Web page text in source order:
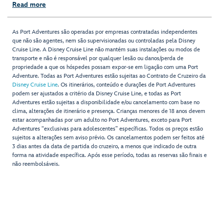
Read more
As Port Adventures são operadas por empresas contratadas independentes
que não são agentes, nem são supervisionadas ou controladas pela Disney
Cruise Line. A Disney Cruise Line não mantém suas instalações ou modos de
transporte e não é responsável por qualquer lesão ou danos/perda de
propriedade a que os hóspedes possam expor-se em ligação com uma Port
Adventure. Todas as Port Adventures estão sujeitas ao Contrato de Cruzeiro da
Disney Cruise Line. Os itinerários, conteúdo e durações de Port Adventures
podem ser ajustados a critério da Disney Cruise Line, e todas as Port
Adventures estão sujeitas a disponibilidade e/ou cancelamento com base no
clima, alterações de itinerário e presença. Crianças menores de 18 anos devem
estar acompanhadas por um adulto no Port Adventures, exceto para Port
Adventures "exclusivas para adolescentes” específicas. Todos os preços estão
sujeitos a alterações sem aviso prévio. Os cancelamentos podem ser feitos até
3 dias antes da data de partida do cruzeiro, a menos que indicado de outra
forma na atividade específica. Após esse período, todas as reservas são finais e
não reembolsáveis.